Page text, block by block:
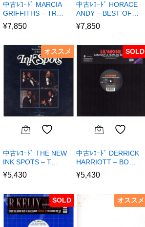
中古ﾚｺｰﾄﾞ MARCIA
GRIFFITHS – TR…
¥7,850
中古ﾚｺｰﾄﾞ HORACE
ANDY – BEST OF…
¥7,850
オススメ
中古ﾚｺｰﾄﾞ THE NEW
INK SPOTS – T…
¥5,430
SOLD
中古ﾚｺｰﾄﾞ DERRICK
HARRIOTT – BO…
¥5,430
SOLD オススメ